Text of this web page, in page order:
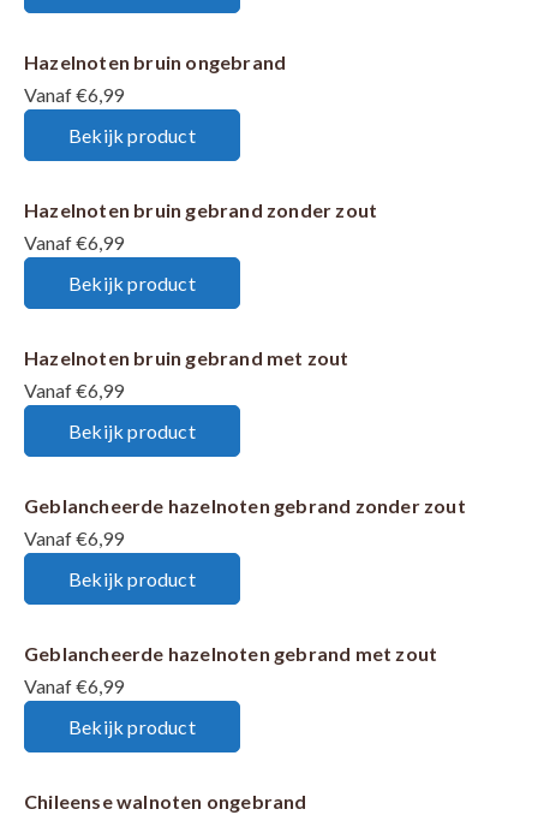
Hazelnoten bruin ongebrand
Vanaf €6,99
Bekijk product
Hazelnoten bruin gebrand zonder zout
Vanaf €6,99
Bekijk product
Hazelnoten bruin gebrand met zout
Vanaf €6,99
Bekijk product
Geblancheerde hazelnoten gebrand zonder zout
Vanaf €6,99
Bekijk product
Geblancheerde hazelnoten gebrand met zout
Vanaf €6,99
Bekijk product
Chileense walnoten ongebrand